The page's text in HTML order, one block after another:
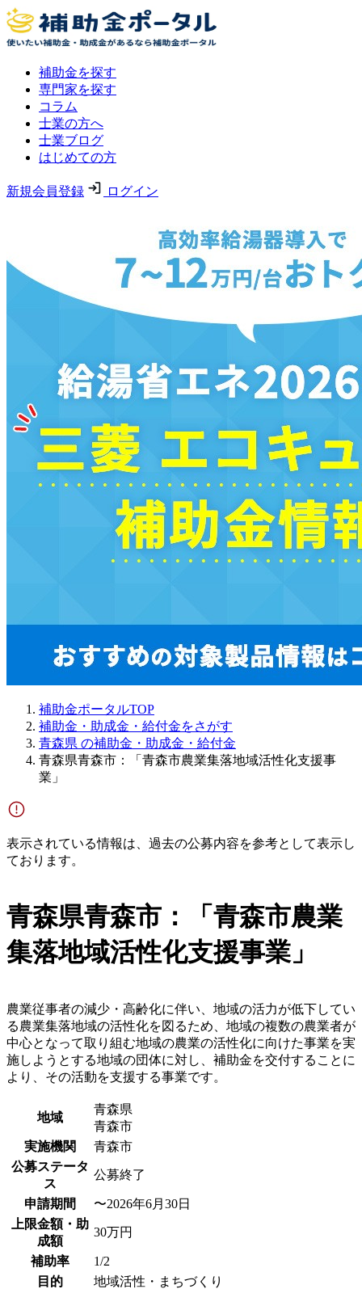
補助金を探す
専門家を探す
コラム
士業の方へ
士業ブログ
はじめての方
新規会員登録 ログイン
補助金ポータルTOP
補助金・助成金・給付金をさがす
青森県 の補助金・助成金・給付金
青森県青森市：「青森市農業集落地域活性化支援事
業」
表示されている情報は、過去の公募内容を参考として表示し
ております。
青森県青森市：「青森市農業
集落地域活性化支援事業」
農業従事者の減少・高齢化に伴い、地域の活力が低下してい
る農業集落地域の活性化を図るため、地域の複数の農業者が
中心となって取り組む地域の農業の活性化に向けた事業を実
施しようとする地域の団体に対し、補助金を交付することに
より、その活動を支援する事業です。
地域
青森県
青森市
実施機関
青森市
公募ステータ
ス
公募終了
申請期間
〜2026年6月30日
上限金額・助
成額
30万円
補助率
1/2
目的
地域活性・まちづくり